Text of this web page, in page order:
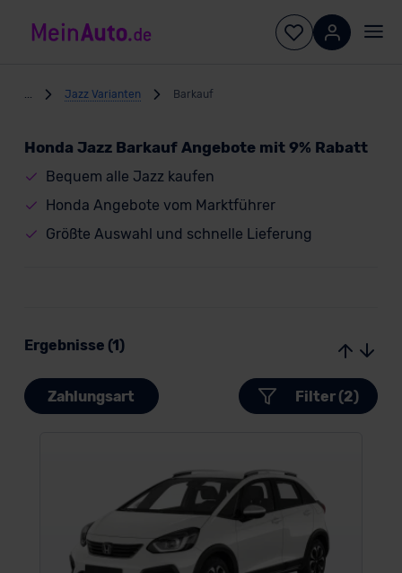
Jazz Varianten Barkauf
Honda Jazz Barkauf Angebote mit 9% Rabatt
Bequem alle Jazz kaufen
Honda Angebote vom Marktführer
Größte Auswahl und schnelle Lieferung
Ergebnisse (1)
Zahlungsart Filter (2)